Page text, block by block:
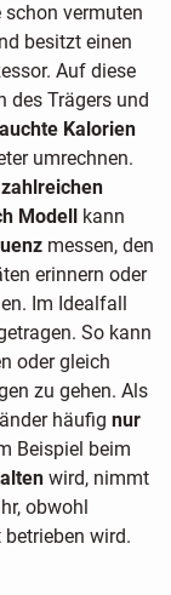
schon vermuten
besitzt einen
Auf diese
des Trägers und
Kalorien
umrechnen.
zahlreichen
Modell
kann
messen, den
erinnern oder
Im Idealfall
So kann
oder gleich
zu gehen. Als
häufig nur
Beispiel beim
wird, nimmt
obwohl
wird.